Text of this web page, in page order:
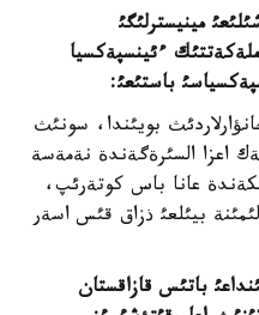
مينيسترلئگئ
ءئينسپةكسيا
باستئعئ:
بويئندا، سونئث
اعزا السئرةگةندة نةمةسة
عانا باس كوتةرئپ،
بيئلعئ ذزاق قئس اسةر
باتئس قازاقستان